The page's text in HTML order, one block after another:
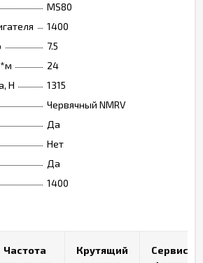
MS80
1400
7.5
24
Н
1315
Червячный NMRV
Да
Нет
Да
1400
Частота
Крутящий
Сервис-
Частота
Крутящий
Сервис-